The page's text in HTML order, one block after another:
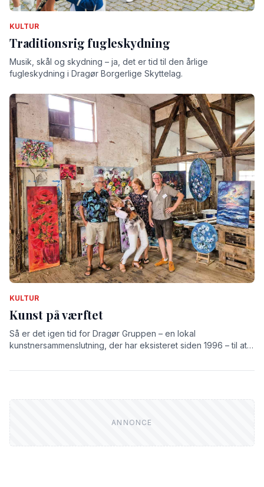
KULTUR
Traditionsrig fugleskydning
Musik, skål og skydning – ja, det er tid til den årlige
fugleskydning i Dragør Borgerlige Skyttelag.
KULTUR
Kunst på værftet
Så er det igen tid for Dragør Gruppen – en lokal
kunstnersammenslutning, der har eksisteret siden 1996 – til at